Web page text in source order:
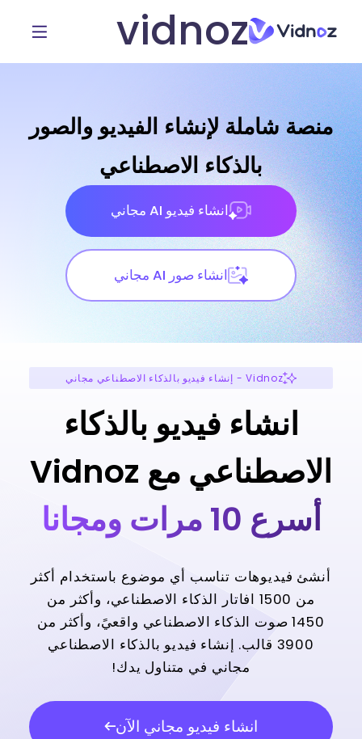
vidnoz
Vidnoz - إنشاء فيديو بالذكاء الاصطناعي مجاني
انشاء فيديو بالذكاء
الاصطناعي مع Vidnoz
أسرع 10 مرات ومجانا
أنشئ فيديوهات تناسب أي موضوع باستخدام أكثر
من 1500 افاتار الذكاء الاصطناعي، وأكثر من
1450 صوت الذكاء الاصطناعي واقعيً، وأكثر من
3900 قالب. إنشاء فيديو بالذكاء الاصطناعي
مجاني في متناول يدك!
انشاء فيديو مجاني الآن
منصة شاملة لإنشاء الفيديو والصور
بالذكاء الاصطناعي
انشاء فيديو AI مجاني
انشاء صور AI مجاني